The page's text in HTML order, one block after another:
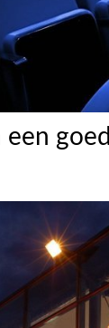
een goed